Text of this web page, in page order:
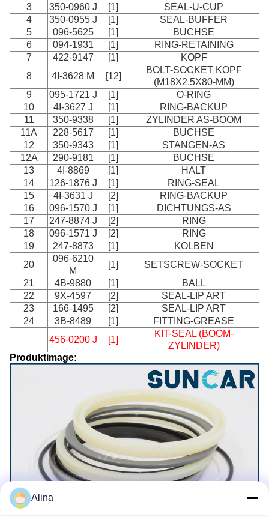
3
350-0960 J [1]
SEAL-U-CUP
4
350-0955 J [1]
SEAL-BUFFER
5
096-5625 [1]
BUCHSE
6
094-1931 [1]
RING-RETAINING
7
422-9147 [1]
KOPF
8
4I-3628 M [12]
BOLT-SOCKET KOPF
(M18X2.5X80-MM)
9
095-1721 J [1]
O-RING
10
4I-3627 J [1]
RING-BACKUP
11
350-9338 [1]
ZYLINDER AS-BOOM
11A
228-5617 [1]
BUCHSE
12
350-9343 [1]
STANGEN-AS
12A
290-9181 [1]
BUCHSE
13
4I-8869 [1]
HALT
14
126-1876 J [1]
RING-SEAL
15
4I-3631 J [2]
RING-BACKUP
16
096-1570 J [1]
DICHTUNGS-AS
17
247-8874 J [2]
RING
18
096-1571 J [2]
RING
19
247-8873 [1]
KOLBEN
20
096-6210
M
[1]
SETSCREW-SOCKET
21
4B-9880 [1]
BALL
22
9X-4597 [2]
SEAL-LIP ART
23
166-1495 [2]
SEAL-LIP ART
24
3B-8489 [1]
FITTING-GREASE
456-0200 J
[1]
KIT-SEAL (BOOM-
ZYLINDER)
Produktimage:
Alina